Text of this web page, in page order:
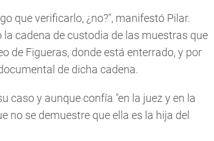
que verificarlo, ¿no?", manifestó Pilar.
cadena de custodia de las muestras que
de Figueras, donde está enterrado, y por
de dicha cadena.
caso y aunque confía "en la juez y en la
no se demuestre que ella es la hija del